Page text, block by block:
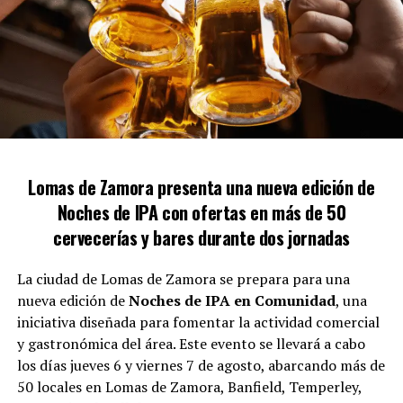
ruido con motores y martillos casi a diario», agregó.
Medidas cautelares y protección
descontento con la respuesta de las fuerzas de
seguridad cuando ha solicitado asistencia. «Al llamar al
911, les muestro la medida cautelar y, a pesar de ello, no
toman las acciones necesarias, dejándome
desprotegida», criticó.
Gloria también cuestionó la efectividad de la aplicación
Alerta Lomas y mencionó que la protección asignada
nunca se implementó adecuadamente. A pesar de las
denuncias por posibles irregularidades en la propiedad
Lomas de Zamora presenta una nueva edición de
Noches de IPA con ofertas en más de 50
cervecerías y bares durante dos jornadas
La ciudad de Lomas de Zamora se prepara para una
nueva edición deNoches de IPA en Comunidad, una
iniciativa diseñada para fomentar la actividad comercial
y gastronómica del área. Este evento se llevará a cabo
los días jueves 6 y viernes 7 de agosto, abarcando más de
50 locales en Lomas de Zamora, Banfield, Temperley,